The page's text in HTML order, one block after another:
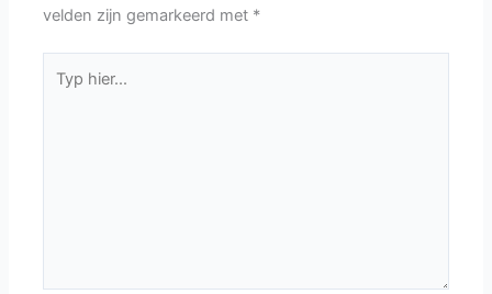
velden zijn gemarkeerd met *
hier...